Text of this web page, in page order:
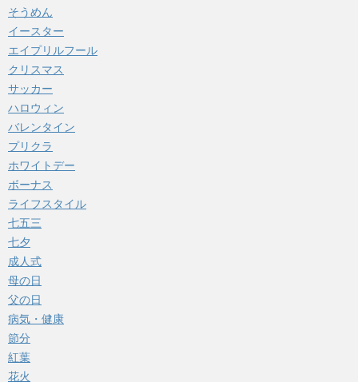
そうめん
イースター
エイプリルフール
クリスマス
サッカー
ハロウィン
バレンタイン
プリクラ
ホワイトデー
ボーナス
ライフスタイル
七五三
七夕
成人式
母の日
父の日
病気・健康
節分
紅葉
花火